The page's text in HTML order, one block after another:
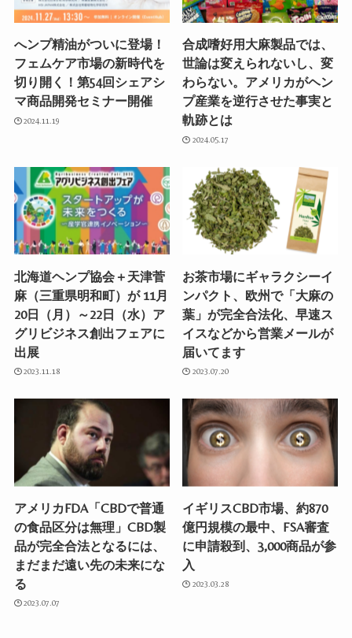
へンプ精油がついに登場！
フェムケア市場の新時代を
切り開く！第54回シェアシ
マ商品開発セミナー開催
2024.11.19
合成嗜好用大麻製品では、
世論は変えられないし、変
わらない。アメリカがヘン
プ産業を逆行させた事実と
軌跡とは
2024.05.17
北海道ヘンプ協会＋天津菅
麻（三重県明和町）が 11月
20日（月）～22日（水）ア
グリビジネス創出フェアに
出展
2023.11.18
お茶市場にギャラクシーイ
ンパクト、欧州で「大麻の
葉」が完全合法化、早速ス
イスなどから営業メールが
届いてます
2023.07.20
アメリカFDA「CBDで普通
の食品区分は無理」CBD製
品が完全合法となるには、
まだまだ遠い先の未来にな
る
2023.07.07
イギリスCBD市場、約870
億円規模の最中、FSA審査
に申請殺到、3,000商品が参
入
2023.03.28